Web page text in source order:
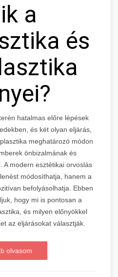
a
és
hatalmas előre lépések
és két olyan eljárás,
meghatározó módon
önbizalmának és
A modern esztétikai orvoslás
módosíthatja, hanem a
befolyásolhatja. Ebben
hogy mi is pontosan a
és milyen előnyökkel
az eljárásokat választják.
olvasom